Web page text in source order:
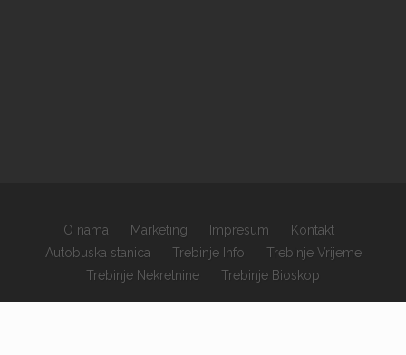
×
O nama Marketing Impresum
Kontakt
Autobuska stanica
Trebinje Info
Trebinje Vrijeme
Trebinje Nekretnine
Trebinje Bioskop